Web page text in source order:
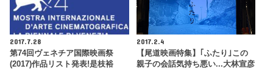
2017.7.28
第74回ヴェネチア国際映画祭
(2017)作品リスト発表!是枝裕
2017.2.4
【尾道映画特集】｢ふたり｣この
親子の会話気持ち悪い...大林宣彦